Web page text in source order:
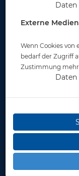
Atlantis X-
479,00 €
€
Externe Medien
Wenn Cookies von
bedarf der Zugriff
Zustimmung